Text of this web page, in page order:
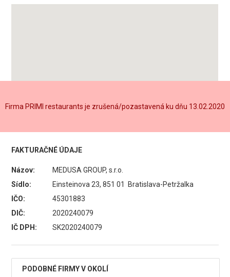
Firma PRIMI restaurants je zrušená/pozastavená ku dňu 13.02.2020
FAKTURAČNÉ ÚDAJE
Názov:
MEDUSA GROUP, s.r.o.
Sídlo:
Einsteinova 23, 851 01 Bratislava-Petržalka
IČO:
45301883
DIČ:
2020240079
IČ DPH:
SK2020240079
PODOBNÉ FIRMY V OKOLÍ